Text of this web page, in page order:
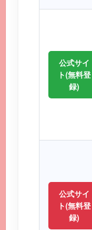
公式サイ
ト(無料登
録)
公式サイ
ト(無料登
録)